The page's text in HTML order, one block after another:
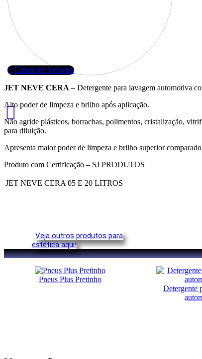
Consulte Valores
JET NEVE CERA – Detergente para lavagem automotiva
Alto poder de limpeza e brilho após aplicação.
Não agride plásticos, borrachas, polimentos, cristalização,
para diluição.
Apresenta maior poder de limpeza e brilho superior
Produto com Certificação – SJ PRODUTOS
JET NEVE CERA 05 E 20 LITROS
Veja outros produtos para
estética aqui!
Pneus Plus Pretinho
Detergente